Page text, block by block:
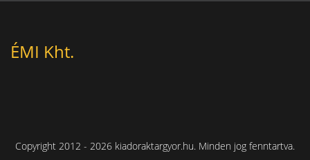
ÉMI Kht.
Copyright 2012 - 2026 kiadoraktargyor.hu. Minden jog fenntartva.